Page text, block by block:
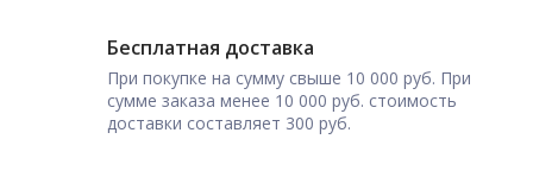
Бесплатная доставка
При покупке на сумму свыше 10 000 руб. При
сумме заказа менее 10 000 руб. стоимость
доставки составляет 300 руб.